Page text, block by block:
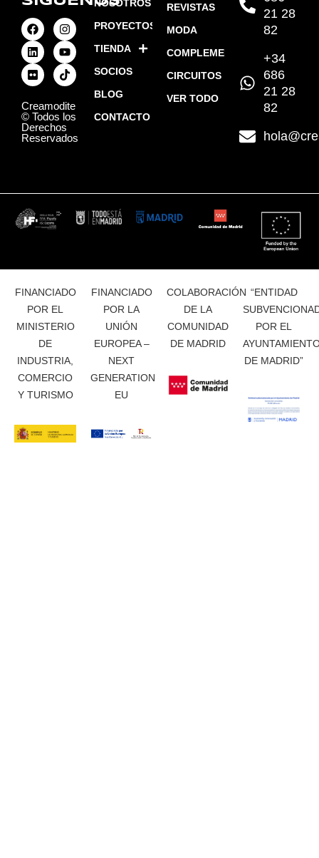
Creamodite
© Todos los
Derechos
Reservados
NOSOTROS
PROYECTOS
TIENDA
SOCIOS
BLOG
CONTACTO
REVISTAS
MODA
COMPLEMENTOS
CIRCUITOS
VER TODO
21 28
82
+34
686
21 28
82
FINANCIADO
POR EL
MINISTERIO
DE
INDUSTRIA,
COMERCIO
Y TURISMO
FINANCIADO
POR LA
UNIÓN
EUROPEA –
NEXT
GENERATION
EU
COLABORACIÓN
DE LA
COMUNIDAD
DE MADRID
“ENTIDAD
POR EL
DE MADRID”